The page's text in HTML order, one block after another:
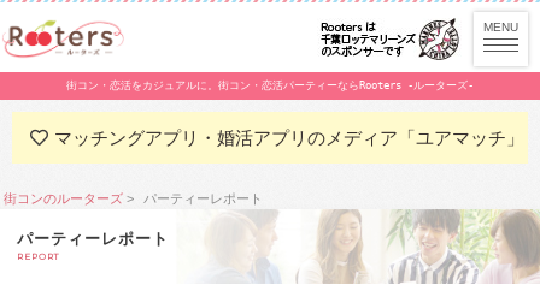
街コン・恋活をカジュアルに。街コン・恋活パーティーならRooters -ルーターズ-
マッチングアプリ・婚活アプリのメディア「ユアマッチ」
街コンのルーターズ パーティーレポート
パーティーレポート
REPORT